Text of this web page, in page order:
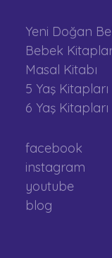
Yeni Doğan
Bebek
Masal Kitabı
5 Yaş Kitapları
6 Yaş Kitapları
facebook
instagram
youtube
blog